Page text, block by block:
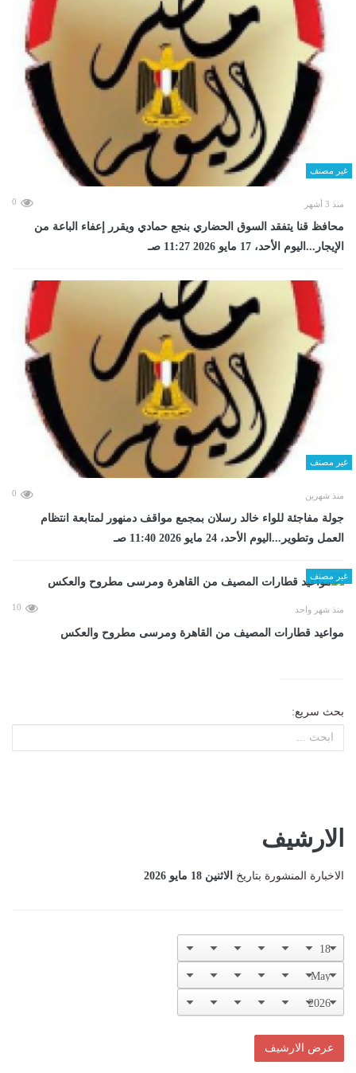
غير مصنف
منذ 3 أشهر 0
محافظ قنا يتفقد السوق الحضاري بنجع حمادي ويقرر إعفاء الباعة من
الإيجار...اليوم الأحد، 17 مايو 2026 11:27 صـ
غير مصنف
منذ شهرين 0
جولة مفاجئة للواء خالد رسلان بمجمع مواقف دمنهور لمتابعة انتظام
العمل وتطوير...اليوم الأحد، 24 مايو 2026 11:40 صـ
غير مصنف
منذ شهر واحد 10
مواعيد قطارات المصيف من القاهرة ومرسى مطروح والعكس
بحث سريع:
الارشيف
الاخبارة المنشورة بتاريخ الاثنين 18 مايو 2026